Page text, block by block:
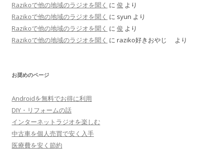
Razikoで他の地域のラジオを聞く に 俊 より
Razikoで他の地域のラジオを聞く に syun より
Razikoで他の地域のラジオを聞く に 俊 より
Razikoで他の地域のラジオを聞く に raziko好きおやじ より
お奨めのページ
Androidを無料でお得に利用
DIY・リフォームの話
インターネットラジオを楽しむ
中古車を個人売買で安く入手
医療費を安く節約